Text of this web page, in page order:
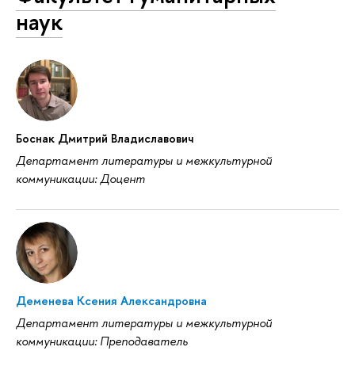
наук
Боснак Дмитрий Владиславович
Департамент литературы и межкультурной
коммуникации: Доцент
Деменева Ксения Александровна
Департамент литературы и межкультурной
коммуникации: Преподаватель